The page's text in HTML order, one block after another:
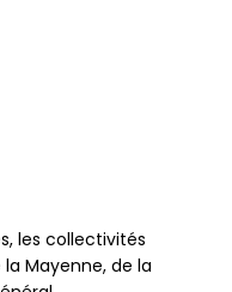
les collectivités
Mayenne, de la